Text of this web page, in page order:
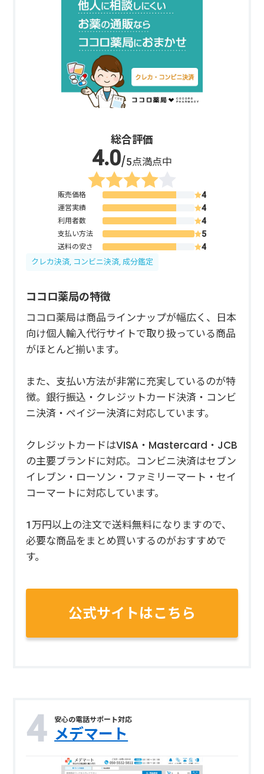
総合評価
/5点満点中
販売価格
運営実績
利用者数
支払い方法
送料の安さ
クレカ決済, コンビニ決済, 成分鑑定
ココロ薬局の特徴
ココロ薬局は商品ラインナップが幅広く、日本
向け個人輸入代行サイトで取り扱っている商品
がほとんど揃います。
また、支払い方法が非常に充実しているのが特
徴。銀行振込・クレジットカード決済・コンビ
ニ決済・ペイジー決済に対応しています。
クレジットカードはVISA・Mastercard・JCB
の主要ブランドに対応。コンビニ決済はセブン
イレブン・ローソン・ファミリーマート・セイ
コーマートに対応しています。
1万円以上の注文で送料無料になりますので、
必要な商品をまとめ買いするのがおすすめで
す。
公式サイトはこちら
安心の電話サポート対応
メデマート